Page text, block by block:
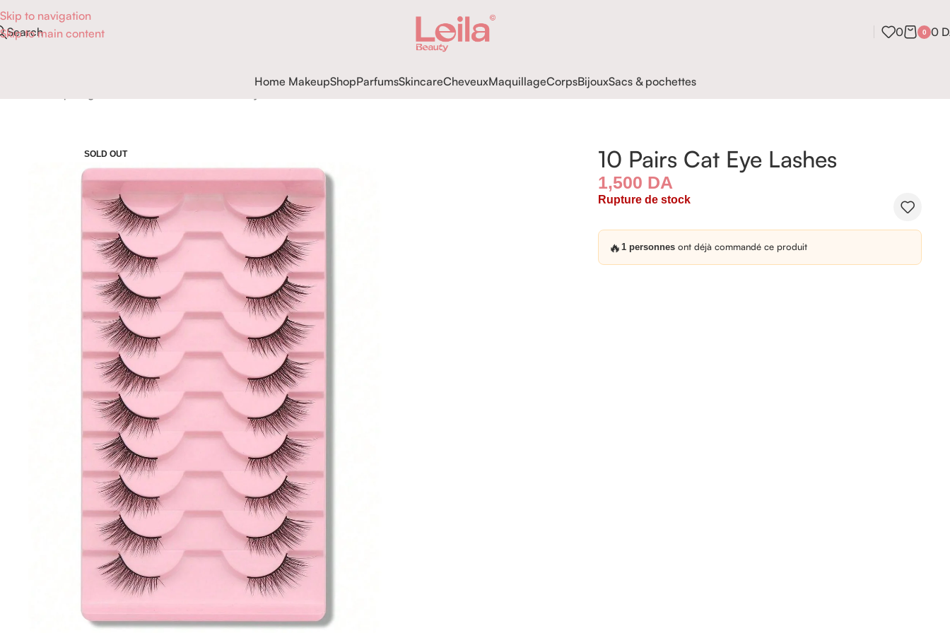
Skip to navigation
Skip to main content
Search 0 0 0
Home MakeupShopParfumsSkincareCheveuxMaquillageCorpsBijouxSacs & pochettes
SOLD OUT 10 Pairs Cat Eye Lashes
1,500 DA
Rupture de stock
🔥1 personnes ont déjà commandé ce produit